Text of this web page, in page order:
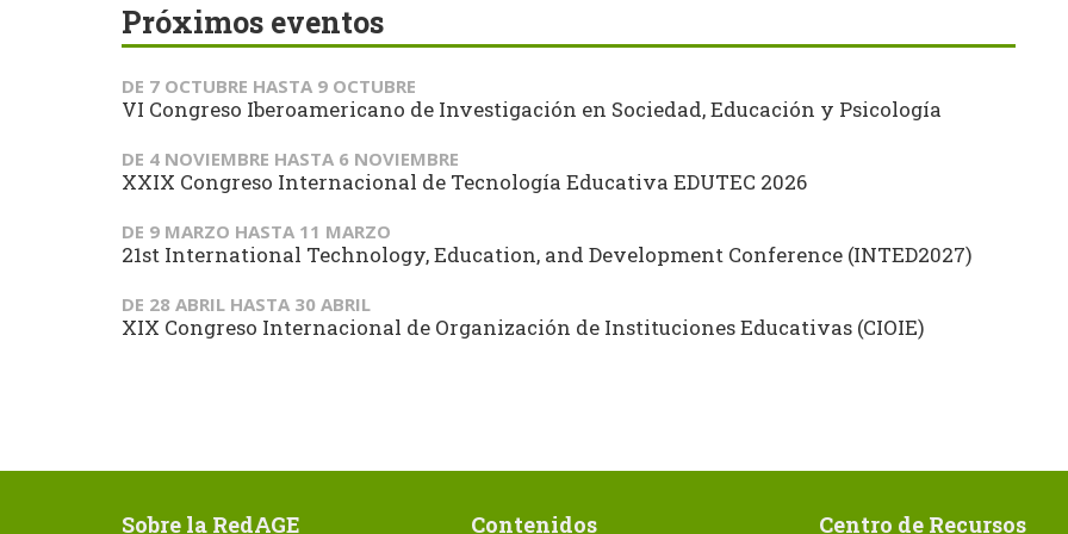
Próximos eventos
DE 7 OCTUBRE HASTA 9 OCTUBRE
VI Congreso Iberoamericano de Investigación en Sociedad, Educación y Psicología
DE 4 NOVIEMBRE HASTA 6 NOVIEMBRE
XXIX Congreso Internacional de Tecnología Educativa EDUTEC 2026
DE 9 MARZO HASTA 11 MARZO
21st International Technology, Education, and Development Conference (INTED2027)
DE 28 ABRIL HASTA 30 ABRIL
XIX Congreso Internacional de Organización de Instituciones Educativas (CIOIE)
Sobre la RedAGE Contenidos Centro de Recursos